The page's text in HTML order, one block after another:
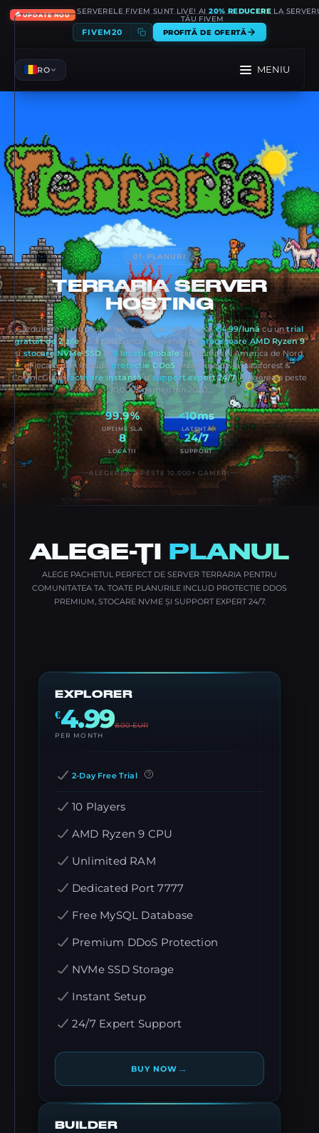
🔥UPDATE NOU SERVERELE FIVEM SUNT LIVE! AI20% REDUCERELA
TĂU FIVEM
FIVEM20 PROFITĂ DE OFERTĂ
RO MENIU
01 - PLANURI
TERRARIA SERVER
HOSTING
Găzduiește-ți propriul server de Terraria de la doar€4.99/lună cu untrial
gratuit de 2 zile, fără card bancar. Powered by procesoare AMD Ryzen 9
șistocare NVMe SSDîn 8 locații globaledin Europa și America de Nord.
Fiecare plan include protecție DDoS enterprise de la Dataforest &
CosmicGuard,activare instantăși support expert 24/7. Alegerea a peste
10,000+ gameri din 2020.
99.9%
UPTIME SLA
<10ms
LATENȚĂ
8
LOCAȚII
24/7
SUPPORT
ALEGEREA A PESTE 10,000+ GAMERI
ALEGE-ȚI PLANUL
ALEGE PACHETUL PERFECT DE SERVER TERRARIA PENTRU
COMUNITATEA TA. TOATE PLANURILE INCLUD PROTECȚIE DDOS
PREMIUM, STOCARE NVME ȘI SUPPORT EXPERT 24/7.
EXPLORER
€4.998.00EUR
PER MONTH
2-Day Free Trial
10 Players
AMD Ryzen 9 CPU
Unlimited RAM
Dedicated Port 7777
Free MySQL Database
Premium DDoS Protection
NVMe SSD Storage
Instant Setup
24/7 Expert Support
BUY NOW →
BUILDER